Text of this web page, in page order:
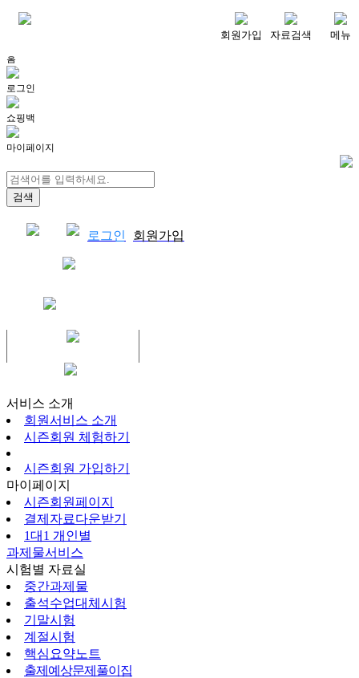
회원가입 자료검색 메뉴
홈
로그인
쇼핑백
마이페이지
로그인 회원가입
서비스 소개
회원서비스 소개
시즌회원 체험하기
시즌회원 가입하기
마이페이지
시즌회원페이지
결제자료다운받기
1대1 개인별
과제물서비스
시험별 자료실
중간과제물
출석수업대체시험
기말시험
계절시험
핵심요약노트
출제예상문제풀이집